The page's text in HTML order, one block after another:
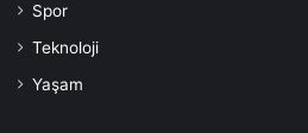
Spor
Teknoloji
Yaşam